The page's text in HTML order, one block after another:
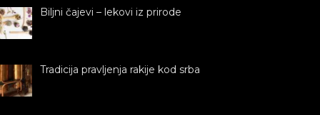
Biljni čajevi – lekovi iz prirode
Tradicija pravljenja rakije kod srba